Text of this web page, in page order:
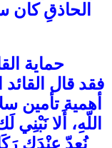
الحاذقِ كان
حماية
فقد قال
أهمية تأمين
اللّهِ، أَلا
نُعِدّ عِنْدَك